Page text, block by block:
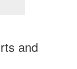
and